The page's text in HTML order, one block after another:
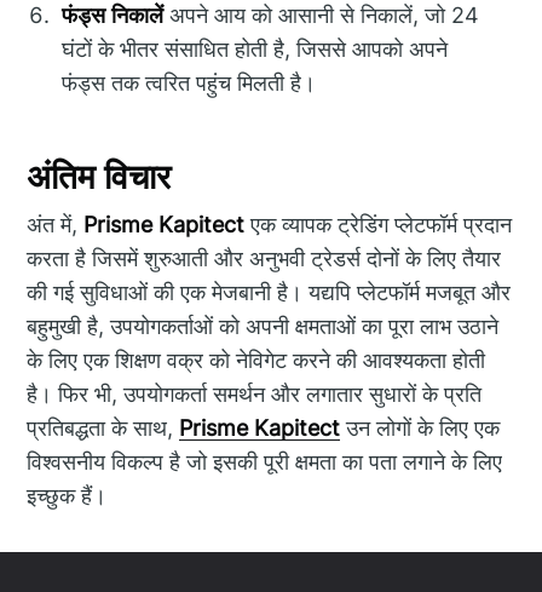
फंड्स निकालेंअपने आय को आसानी से निकालें, जो 24
घंटों के भीतर संसाधित होती है, जिससे आपको अपने
फंड्स तक त्वरित पहुंच मिलती है।
अंतिम विचार
अंत में, Prisme Kapitectएक व्यापक ट्रेडिंग प्लेटफॉर्म प्रदान
करता है जिसमें शुरुआती और अनुभवी ट्रेडर्स दोनों के लिए तैयार
की गई सुविधाओं की एक मेजबानी है। यद्यपि प्लेटफॉर्म मजबूत और
बहुमुखी है, उपयोगकर्ताओं को अपनी क्षमताओं का पूरा लाभ उठाने
के लिए एक शिक्षण वक्र को नेविगेट करने की आवश्यकता होती
है। फिर भी, उपयोगकर्ता समर्थन और लगातार सुधारों के प्रति
प्रतिबद्धता के साथ, Prisme Kapitectउन लोगों के लिए एक
विश्वसनीय विकल्प है जो इसकी पूरी क्षमता का पता लगाने के लिए
इच्छुक हैं।